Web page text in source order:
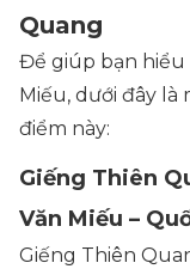
Quang
Để giúp bạn hiểu
Miếu, dưới đây là
điểm này:
Giếng Thiên
Văn Miếu –
Giếng Thiên